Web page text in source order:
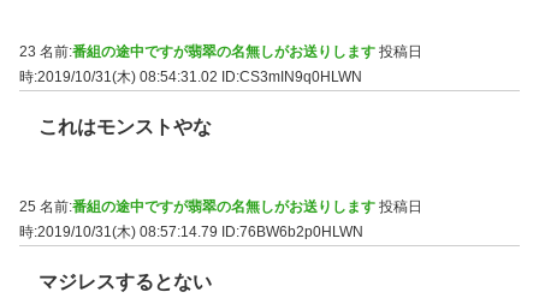
23 名前:番組の途中ですが翡翠の名無しがお送りします 投稿日
時:2019/10/31(木) 08:54:31.02
ID:CS3mIN9q0HLWN
これはモンストやな
25 名前:番組の途中ですが翡翠の名無しがお送りします 投稿日
時:2019/10/31(木) 08:57:14.79 ID:76BW6b2p0HLWN
マジレスするとない